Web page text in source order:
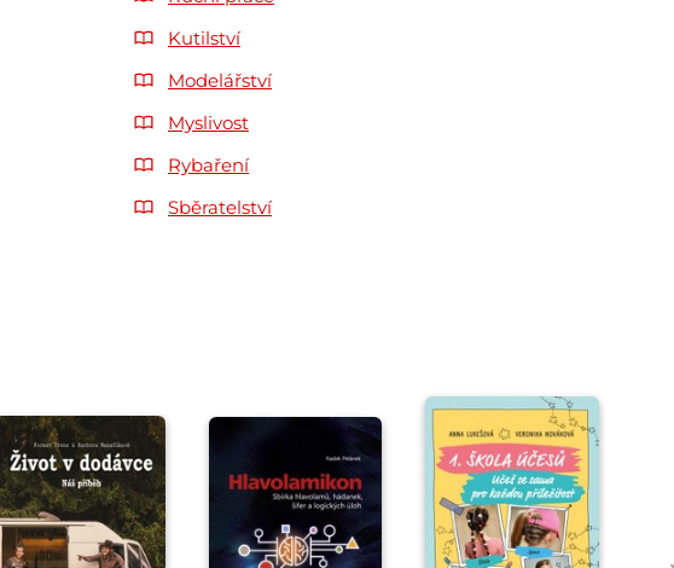
Kutilství
Modelářství
Myslivost
Rybaření
Sběratelství